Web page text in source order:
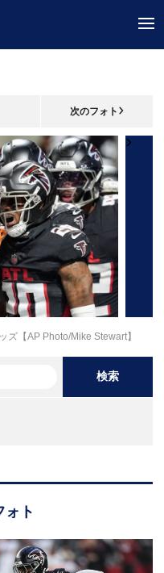
次のフォト
ズ【AP Photo/Mike Stewart】
検索
ォト